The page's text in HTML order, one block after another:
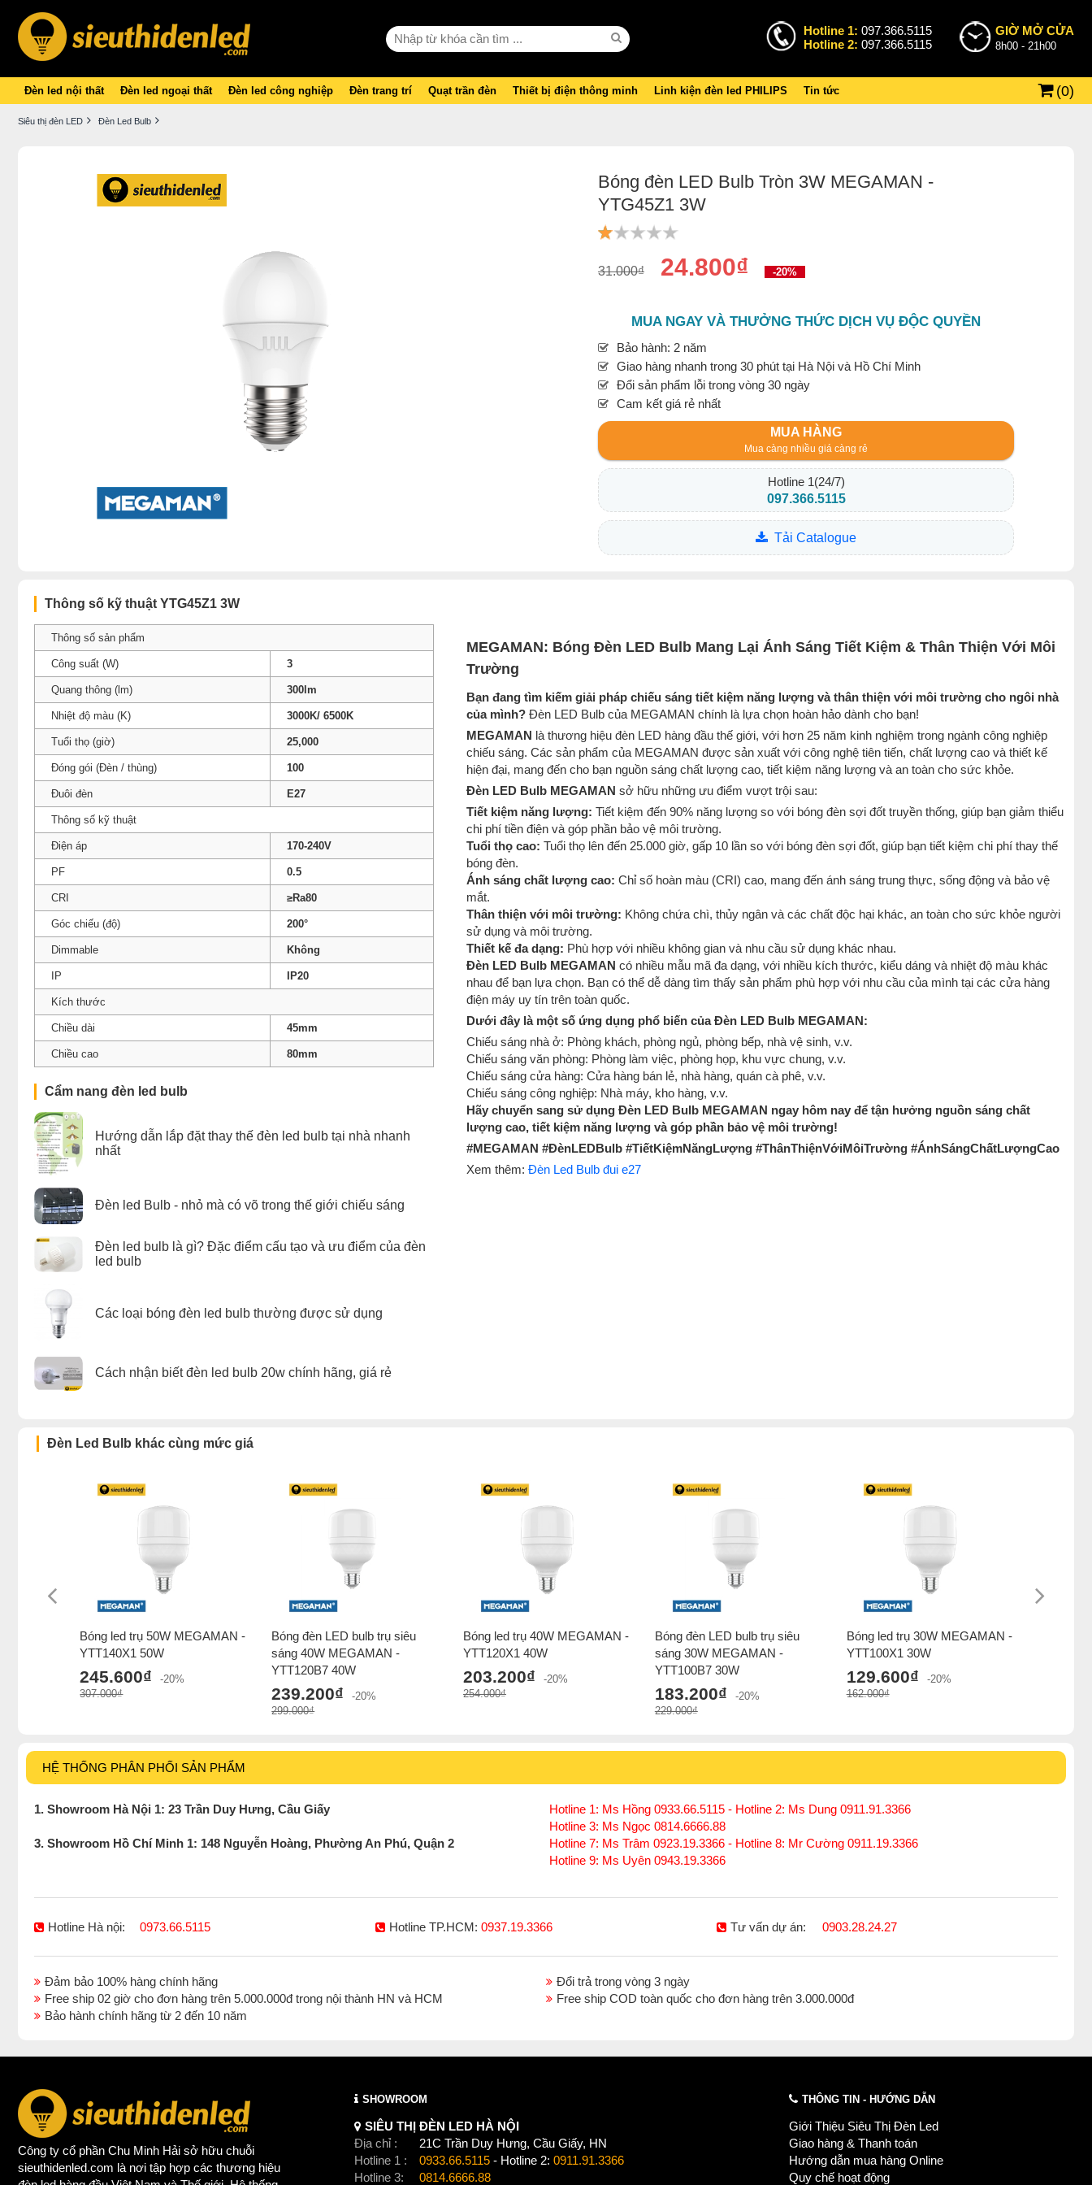
Hotline 1: 097.366.5115
Hotline 2: 097.366.5115
GIỜ MỞ CỬA
8h00 - 21h00
Đèn led nội thất Đèn led ngoại thất Đèn led công nghiệp Đèn trang trí Quạt trần đèn Thiết bị điện thông minh Linh kiện đèn led PHILIPS Tin tức (0)
Siêu thị đèn LED Đèn Led Bulb
Bóng đèn LED Bulb Tròn 3W MEGAMAN -
YTG45Z1 3W
31.000₫ 24.800₫ -20%
MUA NGAY VÀ THƯỞNG THỨC DỊCH VỤ ĐỘC QUYỀN
Bảo hành: 2 năm
Giao hàng nhanh trong 30 phút tại Hà Nội và Hồ Chí Minh
Đổi sản phẩm lỗi trong vòng 30 ngày
Cam kết giá rẻ nhất
MUA HÀNG
Mua càng nhiều giá càng rẻ
Hotline 1(24/7)
097.366.5115
Tải Catalogue
Thông số kỹ thuật YTG45Z1 3W
Thông số sản phẩm
Công suất (W) 3
Quang thông (lm) 300lm
Nhiệt độ màu (K) 3000K/ 6500K
Tuổi thọ (giờ) 25,000
Đóng gói (Đèn / thùng) 100
Đuôi đèn E27
Thông số kỹ thuật
Điện áp 170-240V
PF 0.5
CRI ≥Ra80
Góc chiếu (độ) 200°
Dimmable Không
IP IP20
Kích thước
Chiều dài 45mm
Chiều cao 80mm
Cẩm nang đèn led bulb
Hướng dẫn lắp đặt thay thế đèn led bulb tại nhà nhanh
nhất
Đèn led Bulb - nhỏ mà có võ trong thế giới chiếu sáng
Đèn led bulb là gì? Đặc điểm cấu tạo và ưu điểm của đèn
led bulb
Các loại bóng đèn led bulb thường được sử dụng
Cách nhận biết đèn led bulb 20w chính hãng, giá rẻ
MEGAMAN: Bóng Đèn LED Bulb Mang Lại Ánh Sáng Tiết Kiệm & Thân Thiện Với Môi
Trường
Bạn đang tìm kiếm giải pháp chiếu sáng tiết kiệm năng lượng và thân thiện với môi trường cho ngôi nhà
của mình? Đèn LED Bulb của MEGAMAN chính là lựa chọn hoàn hảo dành cho bạn!
MEGAMAN là thương hiệu đèn LED hàng đầu thế giới, với hơn 25 năm kinh nghiệm trong ngành công nghiệp
chiếu sáng. Các sản phẩm của MEGAMAN được sản xuất với công nghệ tiên tiến, chất lượng cao và thiết kế
hiện đại, mang đến cho bạn nguồn sáng chất lượng cao, tiết kiệm năng lượng và an toàn cho sức khỏe.
Đèn LED Bulb MEGAMAN sở hữu những ưu điểm vượt trội sau:
Tiết kiệm năng lượng: Tiết kiệm đến 90% năng lượng so với bóng đèn sợi đốt truyền thống, giúp bạn giảm thiểu
chi phí tiền điện và góp phần bảo vệ môi trường.
Tuổi thọ cao: Tuổi thọ lên đến 25.000 giờ, gấp 10 lần so với bóng đèn sợi đốt, giúp bạn tiết kiệm chi phí thay thế
bóng đèn.
Ánh sáng chất lượng cao: Chỉ số hoàn màu (CRI) cao, mang đến ánh sáng trung thực, sống động và bảo vệ
mắt.
Thân thiện với môi trường: Không chứa chì, thủy ngân và các chất độc hại khác, an toàn cho sức khỏe người
sử dụng và môi trường.
Thiết kế đa dạng: Phù hợp với nhiều không gian và nhu cầu sử dụng khác nhau.
Đèn LED Bulb MEGAMAN có nhiều mẫu mã đa dạng, với nhiều kích thước, kiểu dáng và nhiệt độ màu khác
nhau để bạn lựa chọn. Bạn có thể dễ dàng tìm thấy sản phẩm phù hợp với nhu cầu của mình tại các cửa hàng
điện máy uy tín trên toàn quốc.
Dưới đây là một số ứng dụng phổ biến của Đèn LED Bulb MEGAMAN:
Chiếu sáng nhà ở: Phòng khách, phòng ngủ, phòng bếp, nhà vệ sinh, v.v.
Chiếu sáng văn phòng: Phòng làm việc, phòng họp, khu vực chung, v.v.
Chiếu sáng cửa hàng: Cửa hàng bán lẻ, nhà hàng, quán cà phê, v.v.
Chiếu sáng công nghiệp: Nhà máy, kho hàng, v.v.
Hãy chuyển sang sử dụng Đèn LED Bulb MEGAMAN ngay hôm nay để tận hưởng nguồn sáng chất
lượng cao, tiết kiệm năng lượng và góp phần bảo vệ môi trường!
#MEGAMAN #ĐènLEDBulb #TiếtKiệmNăngLượng #ThânThiệnVớiMôiTrường #ÁnhSángChấtLượngCao
Xem thêm: Đèn Led Bulb đui e27
Đèn Led Bulb khác cùng mức giá
Bóng led trụ 50W MEGAMAN -
YTT140X1 50W
245.600₫
-20%
307.000₫
Bóng đèn LED bulb trụ siêu
sáng 40W MEGAMAN -
YTT120B7 40W
239.200₫
-20%
299.000₫
Bóng led trụ 40W MEGAMAN -
YTT120X1 40W
203.200₫
-20%
254.000₫
Bóng đèn LED bulb trụ siêu
sáng 30W MEGAMAN -
YTT100B7 30W
183.200₫
-20%
229.000₫
Bóng led trụ 30W MEGAMAN -
YTT100X1 30W
129.600₫
-20%
162.000₫
HỆ THỐNG PHÂN PHỐI SẢN PHẨM
1. Showroom Hà Nội 1: 23 Trần Duy Hưng, Cầu Giấy
Hotline 1: Ms Hồng 0933.66.5115 - Hotline 2: Ms Dung 0911.91.3366
Hotline 3: Ms Ngọc 0814.6666.88
3. Showroom Hồ Chí Minh 1: 148 Nguyễn Hoàng, Phường An Phú, Quận 2
Hotline 7: Ms Trâm 0923.19.3366 - Hotline 8: Mr Cường 0911.19.3366
Hotline 9: Ms Uyên 0943.19.3366
Hotline Hà nội: 0973.66.5115 Hotline TP.HCM: 0937.19.3366 Tư vấn dự án: 0903.28.24.27
Đảm bảo 100% hàng chính hãng
Đổi trả trong vòng 3 ngày
Free ship 02 giờ cho đơn hàng trên 5.000.000đ trong nội thành HN và HCM
Free ship COD toàn quốc cho đơn hàng trên 3.000.000đ
Bảo hành chính hãng từ 2 đến 10 năm
Công ty cổ phần Chu Minh Hải sở hữu chuỗi
sieuthidenled.com là nơi tập hợp các thương hiệu
SHOWROOM
SIÊU THỊ ĐÈN LED HÀ NỘI
Địa chỉ :
21C Trần Duy Hưng, Cầu Giấy, HN
Hotline 1 :
0933.66.5115 - Hotline 2: 0911.91.3366
Hotline 3:
0814.6666.88
THÔNG TIN - HƯỚNG DẪN
Giới Thiệu Siêu Thị Đèn Led
Giao hàng & Thanh toán
Hướng dẫn mua hàng Online
Quy chế hoạt động